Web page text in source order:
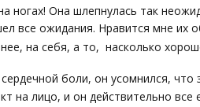
ногах! Она шлепнулась так
все ожидания. Нравится мне их
на себя, а то, насколько
боли, он усомнился, что
на лицо, и он действительно все